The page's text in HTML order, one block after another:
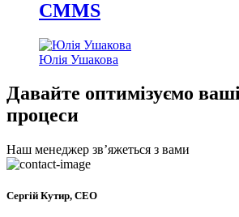
CMMS
Юлія Ушакова
Давайте оптимізуємо
процеси
Наш менеджер звʼяжеться з вами
Сергій Кутир, CEO